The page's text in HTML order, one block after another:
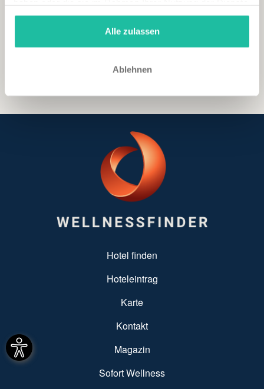
gesammelt haben.
Alle zulassen
Ablehnen
Unser besonderes und etwas andere Urlaubs- und Wellness-
Ziel bildet im Reisebericht den krönenden Abschluss.
Hotel finden
Hoteleintrag
Karte
Kontakt
Magazin
Sofort Wellness